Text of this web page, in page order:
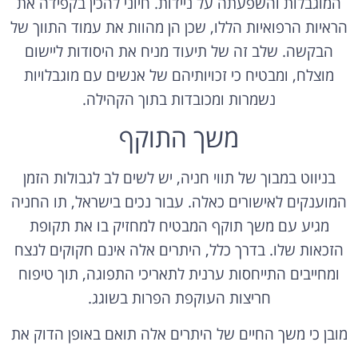
הראיות הרפואיות הללו, שכן הן מהוות את עמוד התווך של
הבקשה. שלב זה של תיעוד מניח את היסודות ליישום
מוצלח, ומבטיח כי זכויותיהם של אנשים עם מוגבלויות
נשמרות ומכובדות בתוך הקהילה.
משך התוקף
בניווט במבוך של תווי חניה, יש לשים לב לגבולות הזמן
המוענקים לאישורים כאלה. עבור נכים בישראל, תו החניה
מגיע עם משך תוקף המבטיח למחזיק בו את תקופת
הזכאות שלו. בדרך כלל, היתרים אלה אינם חקוקים לנצח
ומחייבים התייחסות ערנית לתאריכי התפוגה, תוך טיפוח
חריצות העוקפת הפרות בשוגג.
מובן כי משך החיים של היתרים אלה תואם באופן הדוק את